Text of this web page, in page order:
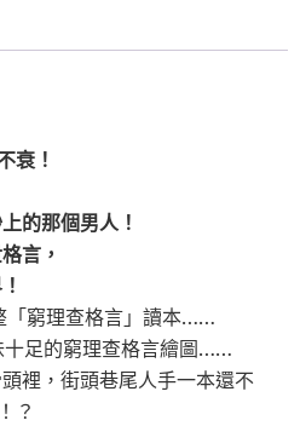
衰！
的那個男人！
言，
窮理查格言」讀本……
足的窮理查格言繪圖……
，街頭巷尾人手一本還不
？